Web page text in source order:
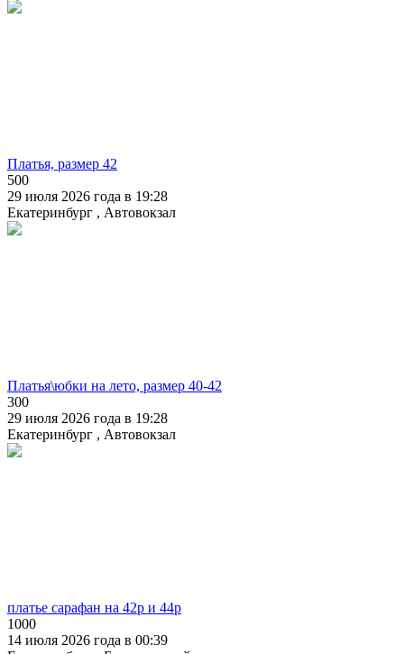
Платья, размер 42
500
29 июля 2026 года в 19:28
Екатеринбург , Автовокзал
Платья\юбки на лето, размер 40-42
300
29 июля 2026 года в 19:28
Екатеринбург , Автовокзал
платье сарафан на 42р и 44р
1000
14 июля 2026 года в 00:39